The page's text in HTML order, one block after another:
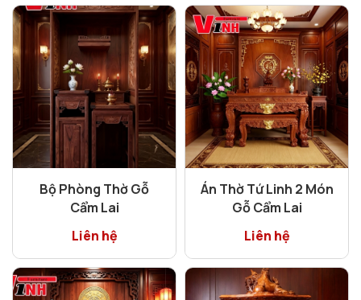
Bộ Phòng Thờ Gỗ
Cẩm Lai
Liên hệ
Án Thờ Tứ Linh 2 Món
Gỗ Cẩm Lai
Liên hệ